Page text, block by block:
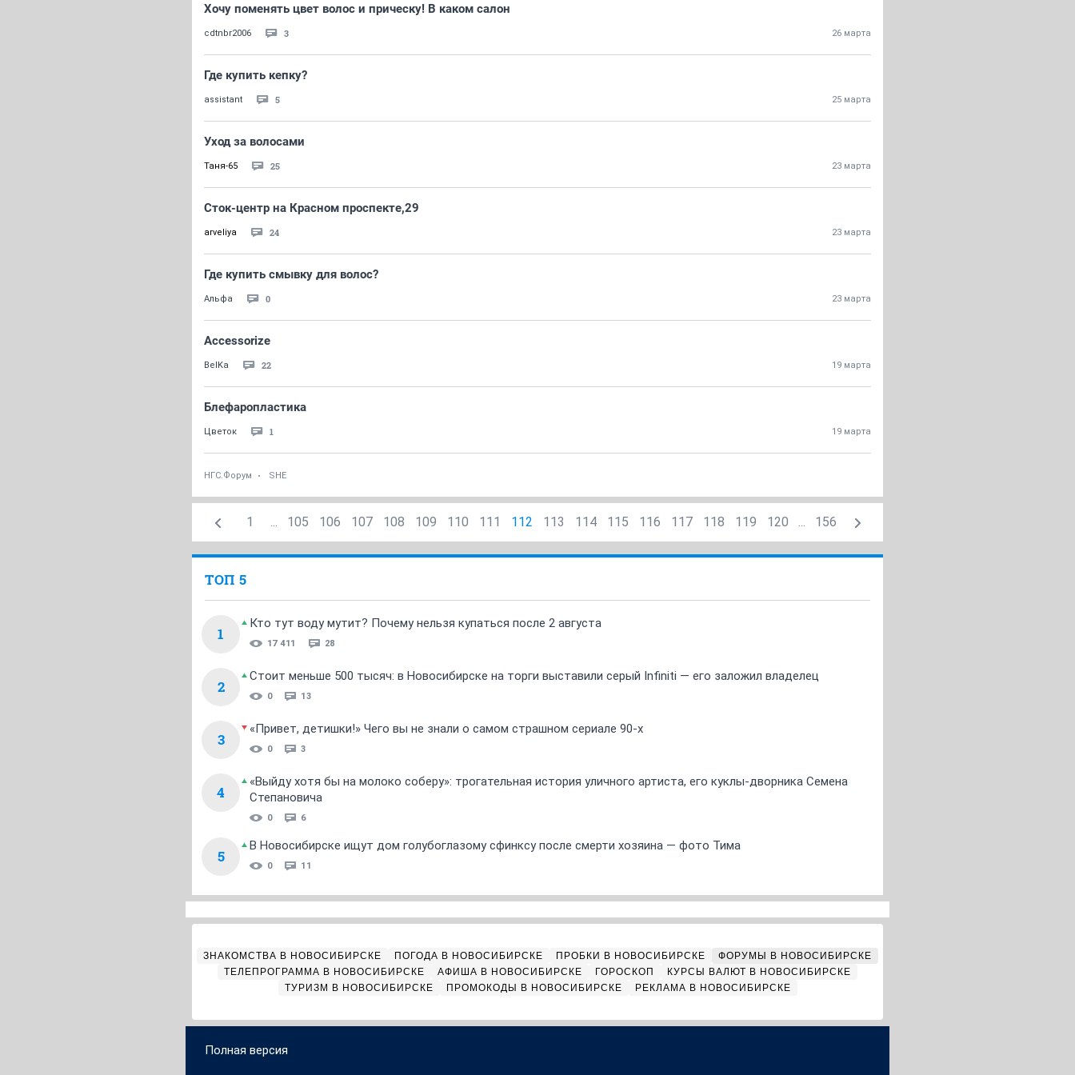
Хочу поменять цвет волос и прическу! В каком салон
cdtnbr2006 3 26 марта
Где купить кепку?
assistant 5 25 марта
Уход за волосами
Таня-65 25 23 марта
Сток-центр на Красном проспекте,29
arveliya 24 23 марта
Где купить смывку для волос?
Альфа 0 23 марта
Accessorize
BelKa 22 19 марта
Блефаропластика
Цветок 1 19 марта
НГС.Форум SHE
1 ... 105 106 107 108 109 110 111 112 113 114 115 116 117 118 119 120 ... 156
ТОП 5
1
Кто тут воду мутит? Почему нельзя купаться после 2 августа
17 411 28
2
Стоит меньше 500 тысяч: в Новосибирске на торги выставили серый Infiniti — его заложил владелец
0 13
3
«Привет, детишки!» Чего вы не знали о самом страшном сериале 90-х
0 3
4
«Выйду хотя бы на молоко соберу»: трогательная история уличного артиста, его куклы-дворника Семена
Степановича
0 6
5
В Новосибирске ищут дом голубоглазому сфинксу после смерти хозяина — фото Тима
0 11
ЗНАКОМСТВА В НОВОСИБИРСКЕ ПОГОДА В НОВОСИБИРСКЕ ПРОБКИ В НОВОСИБИРСКЕ
ФОРУМЫ В НОВОСИБИРСКЕ
ТЕЛЕПРОГРАММА В НОВОСИБИРСКЕ
АФИША В НОВОСИБИРСКЕ ГОРОСКОП
КУРСЫ ВАЛЮТ В НОВОСИБИРСКЕ
ТУРИЗМ В НОВОСИБИРСКЕ
ПРОМОКОДЫ В НОВОСИБИРСКЕ РЕКЛАМА В НОВОСИБИРСКЕ
Полная версия